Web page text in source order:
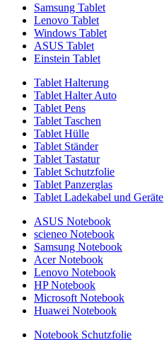
Samsung Tablet
Lenovo Tablet
Windows Tablet
ASUS Tablet
Einstein Tablet
Tablet Halterung
Tablet Halter Auto
Tablet Pens
Tablet Taschen
Tablet Hülle
Tablet Ständer
Tablet Tastatur
Tablet Schutzfolie
Tablet Panzerglas
Tablet Ladekabel und Geräte
ASUS Notebook
scieneo Notebook
Samsung Notebook
Acer Notebook
Lenovo Notebook
HP Notebook
Microsoft Notebook
Huawei Notebook
Notebook Schutzfolie